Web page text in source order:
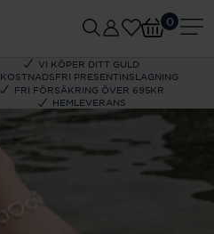
VI KÖPER DITT GULD
KOSTNADSFRI PRESENTINSLAGNING
FRI FÖRSÄKRING ÖVER 695KR
HEMLEVERANS
0